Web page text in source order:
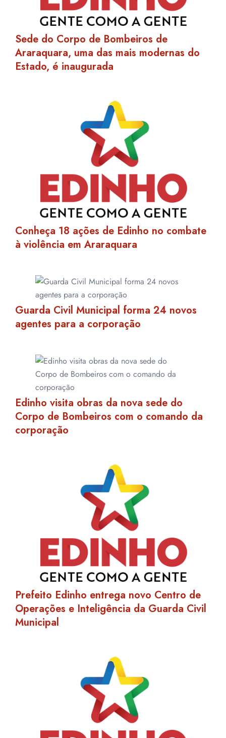
Sede do Corpo de Bombeiros de
Araraquara, uma das mais modernas do
Estado, é inaugurada
Conheça 18 ações de Edinho no combate
à violência em Araraquara
Guarda Civil Municipal forma 24 novos
agentes para a corporação
Edinho visita obras da nova sede do
Corpo de Bombeiros com o comando da
corporação
Prefeito Edinho entrega novo Centro de
Operações e Inteligência da Guarda Civil
Municipal